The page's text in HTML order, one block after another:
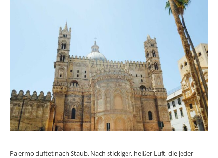
Palermo duftet nach Staub. Nach stickiger, heißer Luft, die jeder